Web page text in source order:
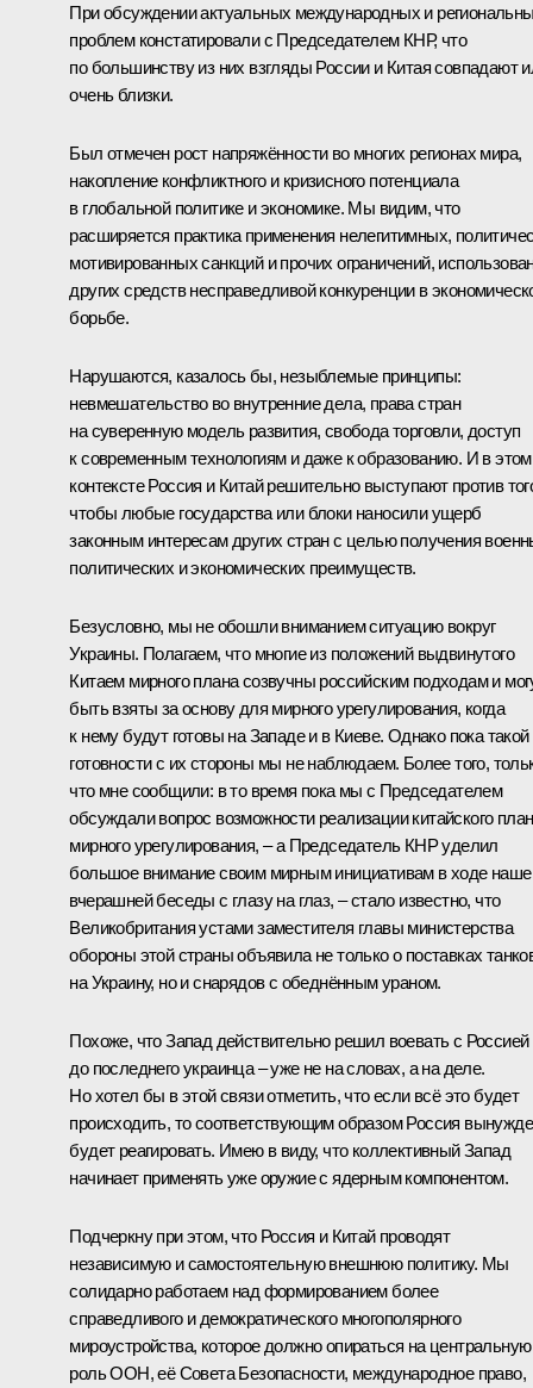
При обсуждении актуальных международных и
проблем констатировали с Председателем КНР, что
по большинству из них взгляды России и Китая совпадают
очень близки.
Был отмечен рост напряжённости во многих регионах мира,
накопление конфликтного и кризисного потенциала
в глобальной политике и экономике. Мы видим, что
расширяется практика применения нелегитимных,
мотивированных санкций и прочих ограничений,
других средств несправедливой конкуренции в
борьбе.
Нарушаются, казалось бы, незыблемые принципы:
невмешательство во внутренние дела, права стран
на суверенную модель развития, свобода торговли, доступ
к современным технологиям и даже к образованию. И в этом
контексте Россия и Китай решительно выступают против
чтобы любые государства или блоки наносили ущерб
законным интересам других стран с целью получения
политических и экономических преимуществ.
Безусловно, мы не обошли вниманием ситуацию вокруг
Украины. Полагаем, что многие из положений выдвинутого
Китаем мирного плана созвучны российским подходам и
быть взяты за основу для мирного урегулирования, когда
к нему будут готовы на Западе и в Киеве. Однако пока такой
готовности с их стороны мы не наблюдаем. Более того,
что мне сообщили: в то время пока мы с Председателем
обсуждали вопрос возможности реализации китайского
мирного урегулирования, – а Председатель КНР уделил
большое внимание своим мирным инициативам в ходе
вчерашней беседы с глазу на глаз, – стало известно, что
Великобритания устами заместителя главы министерства
обороны этой страны объявила не только о поставках
на Украину, но и снарядов с обеднённым ураном.
Похоже, что Запад действительно решил воевать с Россией
до последнего украинца – уже не на словах, а на деле.
Но хотел бы в этой связи отметить, что если всё это будет
происходить, то соответствующим образом Россия
будет реагировать. Имею в виду, что коллективный Запад
начинает применять уже оружие с ядерным компонентом.
Подчеркну при этом, что Россия и Китай проводят
независимую и самостоятельную внешнюю политику. Мы
солидарно работаем над формированием более
справедливого и демократического многополярного
мироустройства, которое должно опираться на центральную
роль ООН, её Совета Безопасности, международное право,